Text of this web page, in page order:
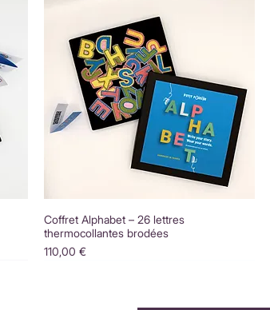
Coffret Alphabet – 26 lettres
thermocollantes brodées
Prix
110,00 €